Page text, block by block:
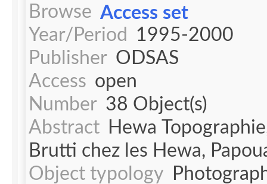
Browse Access set
Year/Period
1995-2000
Publisher ODSAS
Access open
Number 38 Object(s)
Abstract
Hewa
Brutti chez les Hewa,
Object typology